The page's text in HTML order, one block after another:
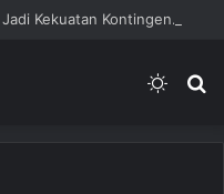
Jamnas XII: 31 Pramuka Garuda Jadi Kekuatan Kontingen Buleleng
Switch